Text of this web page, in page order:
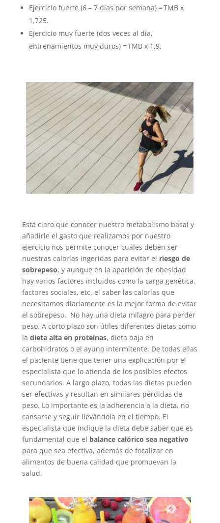
Ejercicio fuerte (6 – 7 días por semana) = TMB x
1,725.
Ejercicio muy fuerte (dos veces al día,
entrenamientos muy duros) = TMB x 1,9.
Está claro que conocer nuestro metabolismo basal y
añadirle el gasto que realizamos por nuestro
ejercicio nos permite conocer cuáles deben ser
nuestras calorías ingeridas para evitar el riesgo de
sobrepeso, y aunque en la aparición de obesidad
hay varios factores incluidos como la carga genética,
factores sociales, etc, el saber las calorías que
necesitamos diariamente es la mejor forma de evitar
el sobrepeso. No hay una dieta milagro para perder
peso. A corto plazo son útiles diferentes dietas como
la dieta alta en proteínas, dieta baja en
carbohidratos o el ayuno intermitente. De todas ellas
el paciente tiene que tener una explicación por el
especialista que lo atienda de los posibles efectos
secundarios. A largo plazo, todas las dietas pueden
ser efectivas y resultan en similares pérdidas de
peso. Lo importante es la adherencia a la dieta, no
cansarse y seguir llevándola en el tiempo. El
especialista que indique la dieta debe saber que es
fundamental que el balance calórico sea negativo
para que sea efectiva, además de focalizar en
alimentos de buena calidad que promuevan la
salud.